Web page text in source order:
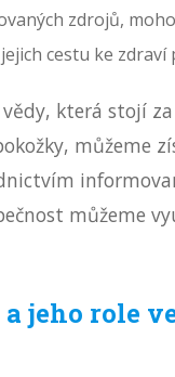
zdrojů,
cestu ke zdraví
která stojí
můžeme
můžeme
jeho role